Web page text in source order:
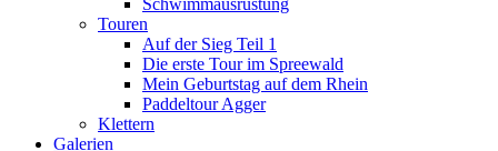
Touren
Auf der Sieg Teil 1
Die erste Tour im Spreewald
Mein Geburtstag auf dem Rhein
Paddeltour Agger
Klettern
Galerien